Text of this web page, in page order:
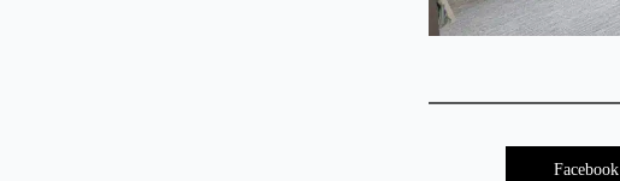
Facebook